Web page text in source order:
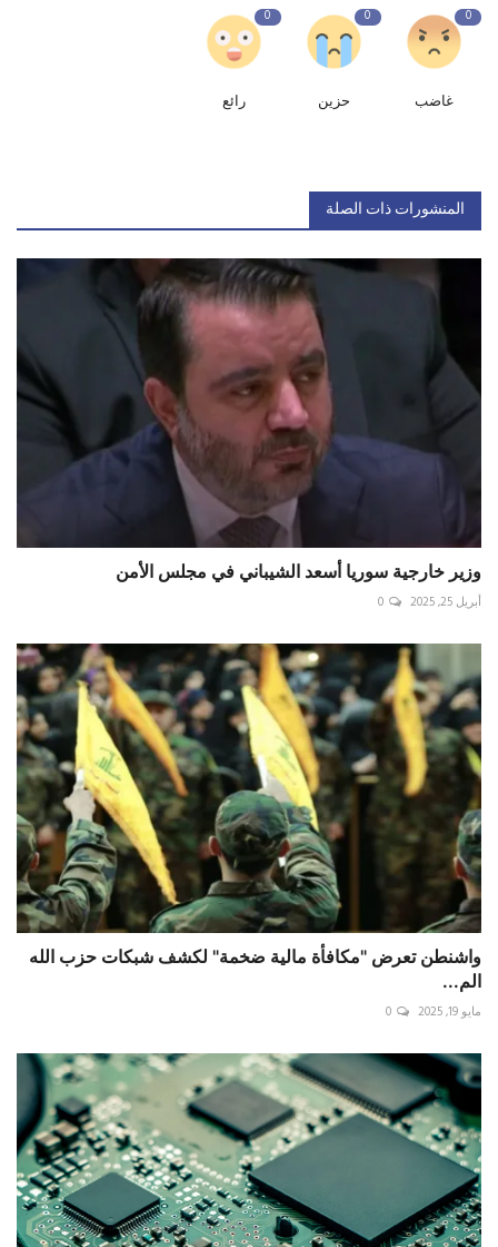
0
غاضب
0
حزين
0
رائع
المنشورات ذات الصلة
وزير خارجية سوريا أسعد الشيباني في مجلس الأمن
أبريل 25, 2025 0
واشنطن تعرض "مكافأة مالية ضخمة" لكشف شبكات حزب الله
الم...
مايو 19, 2025 0